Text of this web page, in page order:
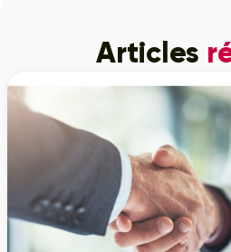
Articles